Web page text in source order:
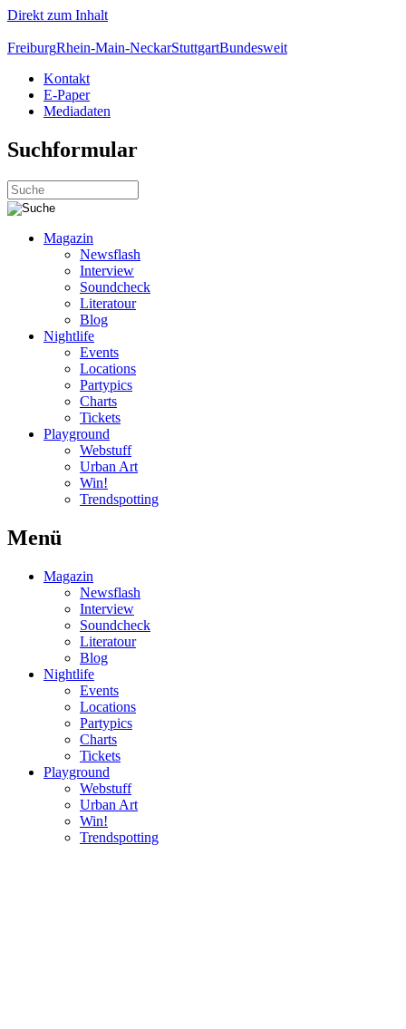
Direkt zum Inhalt
FreiburgRhein-Main-NeckarStuttgartBundesweit
Kontakt
E-Paper
Mediadaten
Suchformular
Magazin
Newsflash
Interview
Soundcheck
Literatour
Blog
Nightlife
Events
Locations
Partypics
Charts
Tickets
Playground
Webstuff
Urban Art
Win!
Trendspotting
Menü
Magazin
Newsflash
Interview
Soundcheck
Literatour
Blog
Nightlife
Events
Locations
Partypics
Charts
Tickets
Playground
Webstuff
Urban Art
Win!
Trendspotting